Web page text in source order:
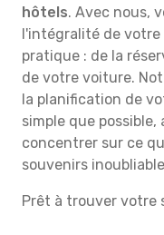
hôtels. Avec nous,
l'intégralité de votre
pratique : de la
de votre voiture.
la planification de
simple que
concentrer sur ce
souvenirs
Prêt à trouver votre